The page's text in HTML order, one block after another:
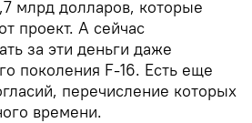
млрд долларов, которые
проект. А сейчас
за эти деньги даже
поколения F-16. Есть еще
перечисление которых
времени.